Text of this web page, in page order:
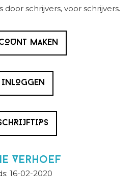
door schrijvers, voor schrijvers.
MAKEN
INLOGGEN
Verhoef
16-02-2020